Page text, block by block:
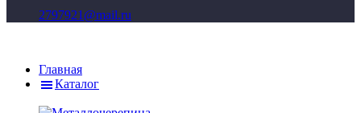
2797921@mail.ru
Главная
Каталог